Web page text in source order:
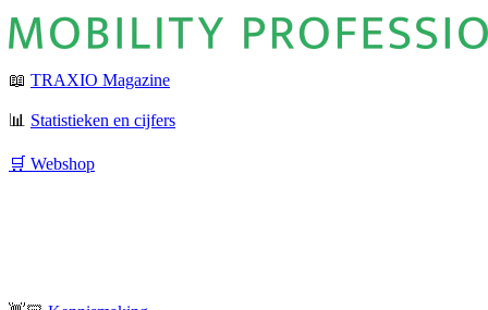
📖 TRAXIO Magazine
📊 Statistieken en cijfers
🛒 Webshop